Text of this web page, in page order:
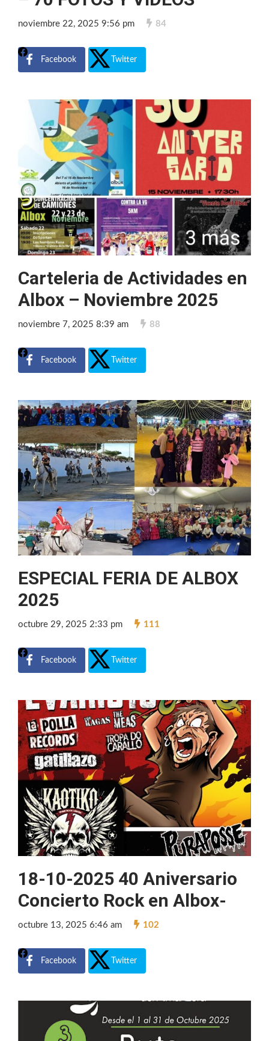
noviembre 22, 2025 9:56 pm 84
Facebook Twitter
Carteleria de Actividades en
Albox – Noviembre 2025
noviembre 7, 2025 8:39 am 88
Facebook Twitter
ESPECIAL FERIA DE ALBOX
2025
octubre 29, 2025 2:33 pm 111
Facebook Twitter
18-10-2025 40 Aniversario
Concierto Rock en Albox-
octubre 13, 2025 6:46 am 102
Facebook Twitter